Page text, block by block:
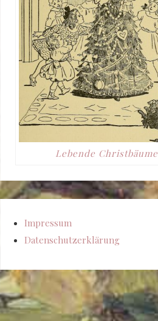
Lebende Christbäume
Impressum
Datenschutzerklärung